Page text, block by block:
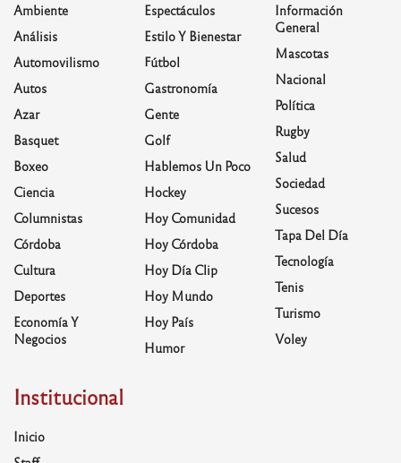
Ambiente
Análisis
Automovilismo
Autos
Azar
Basquet
Boxeo
Ciencia
Columnistas
Córdoba
Cultura
Deportes
Economía Y
Negocios
Espectáculos
Estilo Y Bienestar
Fútbol
Gastronomía
Gente
Golf
Hablemos Un Poco
Hockey
Hoy Comunidad
Hoy Córdoba
Hoy Día Clip
Hoy Mundo
Hoy País
Humor
Información
General
Mascotas
Nacional
Política
Rugby
Salud
Sociedad
Sucesos
Tapa Del Día
Tecnología
Tenis
Turismo
Voley
Institucional
Inicio